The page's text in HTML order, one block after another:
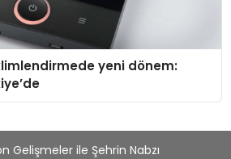
yeni dönem:
Gelişmeler ile Şehrin Nabzı